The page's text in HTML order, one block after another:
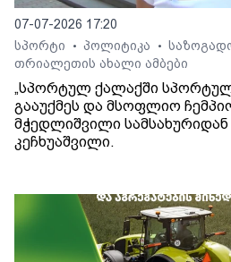
07-07-2026 17:20
სპორტი
• პოლიტიკა •
თრიალეთის ახალი ამბები
„სპორტულ ქალაქში
გააუქმეს და მსოფლიო
მჭედლიშვილი სამსახურიდან
კეჩხუაშვილი.